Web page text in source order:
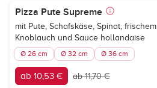
Pizza Pute Supreme
mit Pute, Schafskäse, Spinat, frischem
Knoblauch und Sauce hollandaise
Ø 26 cm Ø 32 cm Ø 36 cm
ab 10,53 € ab 11,70 €